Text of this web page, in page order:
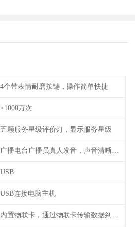
4个带表情耐磨按键，操作简单快捷
≥1000万次
五颗服务星级评价灯，显示服务星级
广播电台广播员真人发音，声音清晰甜美
USB
USB连接电脑主机